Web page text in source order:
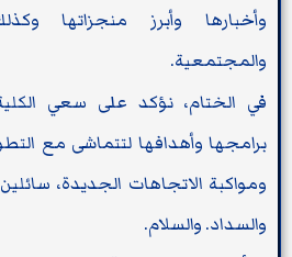
وأخبارها وأبرز منجزاتها
والمجتمعية.
في الختام، نؤكد على سعي
برامجها وأهدافها لتتماشى مع
ومواكبة الاتجاهات الجديدة،
والسداد. والسلام.